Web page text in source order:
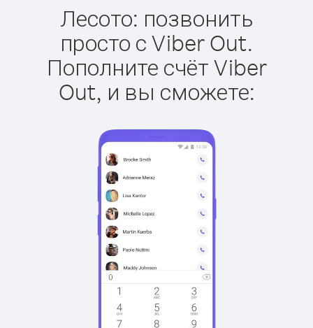
Лесото: позвонить
просто с Viber Out.
Пополните счёт Viber
Out, и вы сможете: